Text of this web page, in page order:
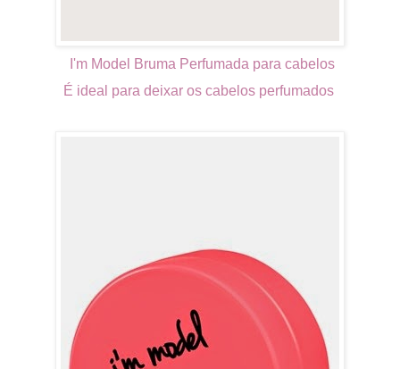
I'm Model Bruma Perfumada para cabelos
É ideal para deixar os cabelos perfumados